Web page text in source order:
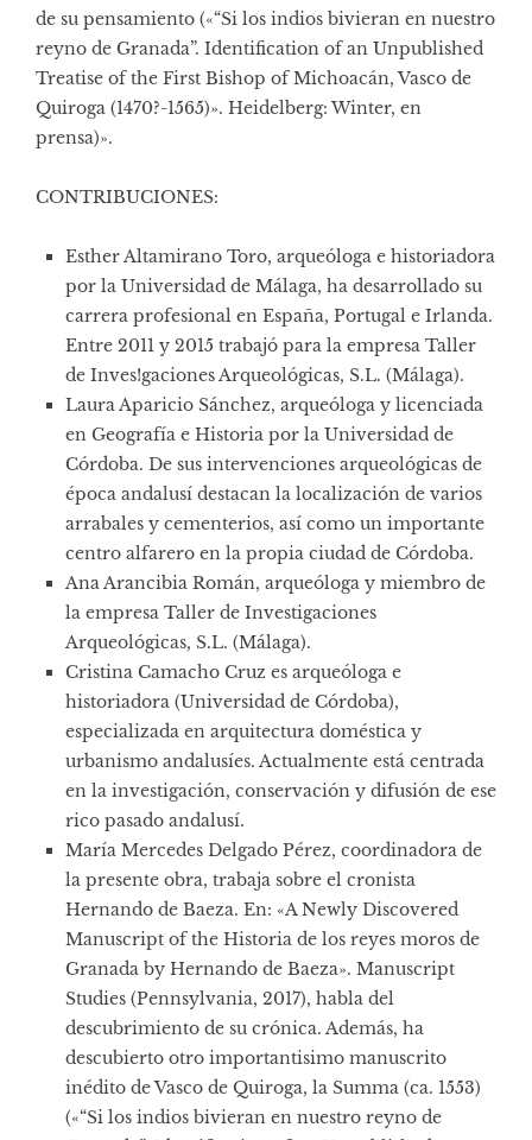
de su pensamiento («“Si los indios bivieran en nuestro
reyno de Granada”. Identification of an Unpublished
Treatise of the First Bishop of Michoacán, Vasco de
Quiroga (1470?-1565)». Heidelberg: Winter, en
prensa)».
CONTRIBUCIONES:
Esther Altamirano Toro, arqueóloga e historiadora
por la Universidad de Málaga, ha desarrollado su
carrera profesional en España, Portugal e Irlanda.
Entre 2011 y 2015 trabajó para la empresa Taller
de Inves!gaciones Arqueológicas, S.L. (Málaga).
Laura Aparicio Sánchez, arqueóloga y licenciada
en Geografía e Historia por la Universidad de
Córdoba. De sus intervenciones arqueológicas de
época andalusí destacan la localización de varios
arrabales y cementerios, así como un importante
centro alfarero en la propia ciudad de Córdoba.
Ana Arancibia Román, arqueóloga y miembro de
la empresa Taller de Investigaciones
Arqueológicas, S.L. (Málaga).
Cristina Camacho Cruz es arqueóloga e
historiadora (Universidad de Córdoba),
especializada en arquitectura doméstica y
urbanismo andalusíes. Actualmente está centrada
en la investigación, conservación y difusión de ese
rico pasado andalusí.
María Mercedes Delgado Pérez, coordinadora de
la presente obra, trabaja sobre el cronista
Hernando de Baeza. En: «A Newly Discovered
Manuscript of the Historia de los reyes moros de
Granada by Hernando de Baeza». Manuscript
Studies (Pennsylvania, 2017), habla del
descubrimiento de su crónica. Además, ha
descubierto otro importantisimo manuscrito
inédito de Vasco de Quiroga, la Summa (ca. 1553)
(«“Si los indios bivieran en nuestro reyno de